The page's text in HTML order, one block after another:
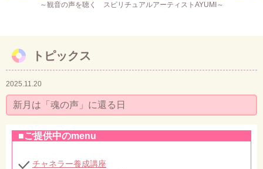
～観音の声を聴く スピリチュアルアーティストAYUMI～
作品販売
イベント・セミナー・お茶会
セミナー・お茶会のご依頼
◆プロフィール
トピックス
2025.11.20
新月は「魂の声」に還る日
■ご提供中のmenu
チャネラー養成講座